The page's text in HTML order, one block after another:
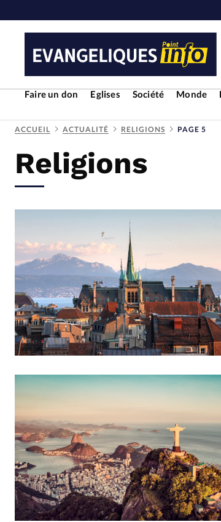
Faire un don Eglises Société Monde
RUBRIQUES
Toute l'actualité
Economie
Eglises
Liberté religieuse
People
Politique
ACCUEIL ACTUALITÉ RELIGIONS PAGE 5
Religions